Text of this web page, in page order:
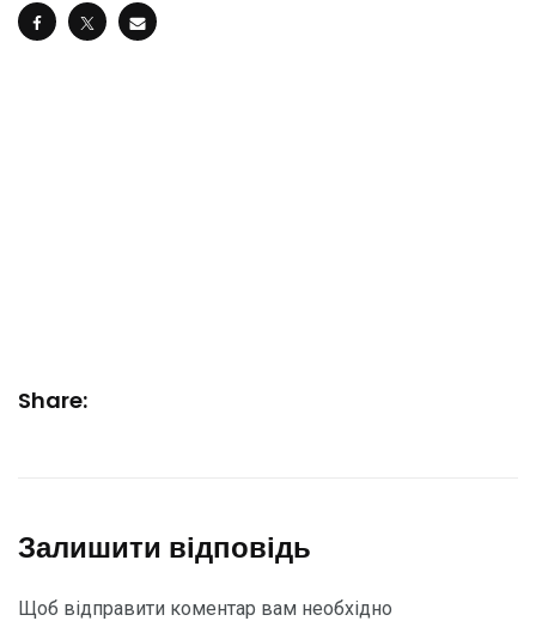
Share:
Залишити відповідь
Щоб відправити коментар вам необхідно